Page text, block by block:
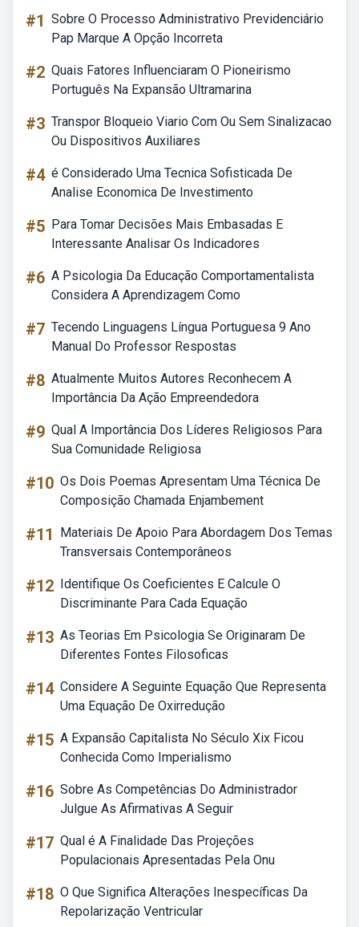
#1 Sobre O Processo Administrativo Previdenciário
Pap Marque A Opção Incorreta
#2 Quais Fatores Influenciaram O Pioneirismo
Português Na Expansão Ultramarina
#3 Transpor Bloqueio Viario Com Ou Sem Sinalizacao
Ou Dispositivos Auxiliares
#4 é Considerado Uma Tecnica Sofisticada De
Analise Economica De Investimento
#5 Para Tomar Decisões Mais Embasadas E
Interessante Analisar Os Indicadores
#6 A Psicologia Da Educação Comportamentalista
Considera A Aprendizagem Como
#7 Tecendo Linguagens Língua Portuguesa 9 Ano
Manual Do Professor Respostas
#8 Atualmente Muitos Autores Reconhecem A
Importância Da Ação Empreendedora
#9 Qual A Importância Dos Líderes Religiosos Para
Sua Comunidade Religiosa
#10 Os Dois Poemas Apresentam Uma Técnica De
Composição Chamada Enjambement
#11
Materiais De Apoio Para Abordagem Dos Temas
Transversais Contemporâneos
#12 Identifique Os Coeficientes E Calcule O
Discriminante Para Cada Equação
#13 As Teorias Em Psicologia Se Originaram De
Diferentes Fontes Filosoficas
#14 Considere A Seguinte Equação Que Representa
Uma Equação De Oxirredução
#15 A Expansão Capitalista No Século Xix Ficou
Conhecida Como Imperialismo
#16 Sobre As Competências Do Administrador
Julgue As Afirmativas A Seguir
#17 Qual é A Finalidade Das Projeções
Populacionais Apresentadas Pela Onu
#18 O Que Significa Alterações Inespecíficas Da
Repolarização Ventricular